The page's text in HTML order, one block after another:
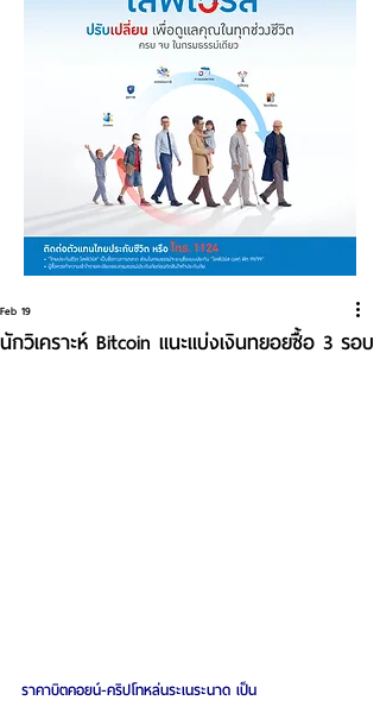
นักวิเคราะห์ Bitcoin แนะแบ่งเงินทยอยซื้อ 3 รอบ
Feb 19
ราคาบิตคอยน์-คริปโทหล่นระเนระนาด เป็น